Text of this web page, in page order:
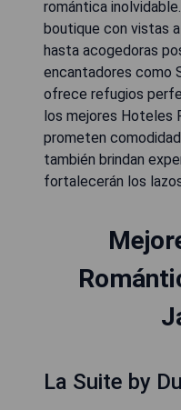
romántica
boutique con vistas
hasta acogedoras
encantadores como
ofrece refugios
los mejores Hoteles
prometen
también brindan
fortalecerán los
La Suite by